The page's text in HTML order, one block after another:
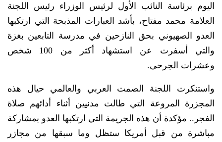
اليوم برئاسة النائب الأول لرئيس الوزراء رئيس اللجنة
العلامة محمد مفتاح، بأشد العبارات المذبحة التي ارتكبها
العدو الصهيوني بحق النازحين في مدرسة التابعين بغزة
والتي أسفرت عن استشهاد أكثر من 100 شخص
وعشرات الجرحى.
واستنكرت اللجنة الصمت العربي والعالمي حيال هذه
المجزرة المروعة التي طالت مدنيين أثناء أدائهم صلاة
الفجر.. مؤكدة أن هذه الجريمة التي ارتكبها العدو بمشاركة
مباشرة من قبل أمريكا ستظل وما سبقها من مجازر